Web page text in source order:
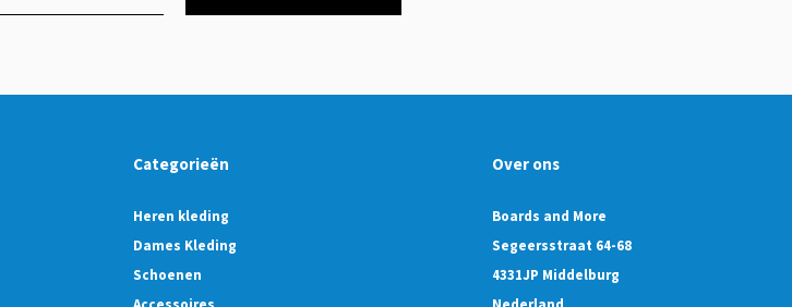
Categorieën
Heren kleding
Dames Kleding
Schoenen
Over ons
Boards and More
Segeersstraat 64-68
4331JP Middelburg